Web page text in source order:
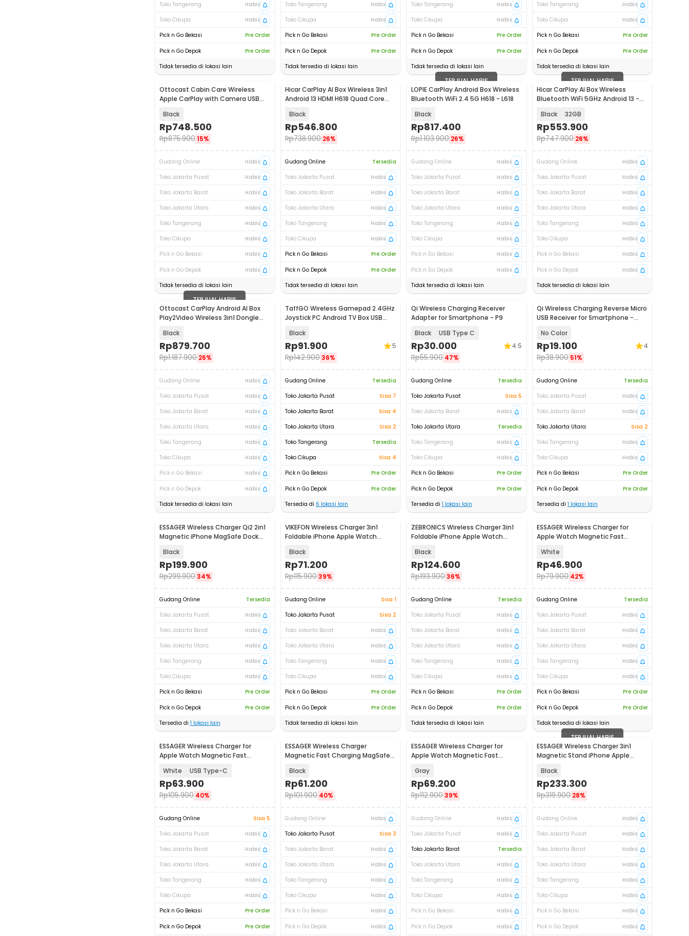
Toko Tangerang
Habis
Toko Cikupa
Habis
Pick n Go Bekasi
Pre Order
Pick n Go Depok
Pre Order
Tidak tersedia di lokasi lain
Toko Tangerang
Habis
Toko Cikupa
Habis
Pick n Go Bekasi
Pre Order
Pick n Go Depok
Pre Order
Tidak tersedia di lokasi lain
Toko Tangerang
Habis
Toko Cikupa
Habis
Pick n Go Bekasi
Pre Order
Pick n Go Depok
Pre Order
Tidak tersedia di lokasi lain
Toko Tangerang
Habis
Toko Cikupa
Habis
Pick n Go Bekasi
Pre Order
Pick n Go Depok
Pre Order
Tidak tersedia di lokasi lain
Akan Datang
Ottocast Cabin Care Wireless
Apple CarPlay with Camera USB
Black
Rp748.500
Rp875.900 15%
Gudang Online
Habis
Toko Jakarta Pusat
Habis
Toko Jakarta Barat
Habis
Toko Jakarta Utara
Habis
Toko Tangerang
Habis
Toko Cikupa
Habis
Pick n Go Bekasi
Habis
Pick n Go Depok
Habis
Tidak tersedia di lokasi lain
Hicar CarPlay AI Box Wireless 3in1
Android 13 HDMI H618 Quad Core
Black
Rp546.800
Rp738.900 26%
Gudang Online
Tersedia
Toko Jakarta Pusat
Habis
Toko Jakarta Barat
Habis
Toko Jakarta Utara
Habis
Toko Tangerang
Habis
Toko Cikupa
Habis
Pick n Go Bekasi
Pre Order
Pick n Go Depok
Pre Order
Tidak tersedia di lokasi lain
TERJUAL HABIS
LOPIE CarPlay Android Box Wireless
Bluetooth WiFi 2.4 5G H618 - L618
Black
Rp817.400
Rp1.103.900 26%
Gudang Online
Habis
Toko Jakarta Pusat
Habis
Toko Jakarta Barat
Habis
Toko Jakarta Utara
Habis
Toko Tangerang
Habis
Toko Cikupa
Habis
Pick n Go Bekasi
Habis
Pick n Go Depok
Habis
Tidak tersedia di lokasi lain
TERJUAL HABIS
Hicar CarPlay AI Box Wireless
Bluetooth WiFi 5GHz Android 13 -
Black 32GB
Rp553.900
Rp747.900 26%
Gudang Online
Habis
Toko Jakarta Pusat
Habis
Toko Jakarta Barat
Habis
Toko Jakarta Utara
Habis
Toko Tangerang
Habis
Toko Cikupa
Habis
Pick n Go Bekasi
Habis
Pick n Go Depok
Habis
Tidak tersedia di lokasi lain
TERJUAL HABIS
Ottocast CarPlay Android AI Box
Play2Video Wireless 3in1 Dongle
Black
Rp879.700
Rp1.187.900 26%
Gudang Online
Habis
Toko Jakarta Pusat
Habis
Toko Jakarta Barat
Habis
Toko Jakarta Utara
Habis
Toko Tangerang
Habis
Toko Cikupa
Habis
Pick n Go Bekasi
Habis
Pick n Go Depok
Habis
Tidak tersedia di lokasi lain
TaffGO Wireless Gamepad 2.4GHz
Joystick PC Android TV Box USB
Black
Rp91.900
Rp142.90036%
5
Gudang Online
Tersedia
Toko Jakarta Pusat
Sisa 7
Toko Jakarta Barat
Sisa 4
Toko Jakarta Utara
Sisa 2
Toko Tangerang
Tersedia
Toko Cikupa
Sisa 4
Pick n Go Bekasi
Pre Order
Pick n Go Depok
Pre Order
Tersedia di 6 lokasi lain
Qi Wireless Charging Receiver
Adapter for Smartphone - P9
Black
USB Type C
Rp30.000
Rp55.900 47%
4.5
Gudang Online
Tersedia
Toko Jakarta Pusat
Sisa 5
Toko Jakarta Barat
Habis
Toko Jakarta Utara
Tersedia
Toko Tangerang
Habis
Toko Cikupa
Habis
Pick n Go Bekasi
Pre Order
Pick n Go Depok
Pre Order
Tersedia di 1 lokasi lain
Qi Wireless Charging Reverse Micro
USB Receiver for Smartphone -
No Color
Rp19.100
Rp38.900 51%
4
Gudang Online
Tersedia
Toko Jakarta Pusat
Habis
Toko Jakarta Barat
Habis
Toko Jakarta Utara
Sisa 2
Toko Tangerang
Habis
Toko Cikupa
Habis
Pick n Go Bekasi
Pre Order
Pick n Go Depok
Pre Order
Tersedia di 1 lokasi lain
ESSAGER Wireless Charger Qi2 2in1
Magnetic iPhone MagSafe Dock
Black
Rp199.900
Rp299.900 34%
Gudang Online
Tersedia
Toko Jakarta Pusat
Habis
Toko Jakarta Barat
Habis
Toko Jakarta Utara
Habis
Toko Tangerang
Habis
Toko Cikupa
Habis
Pick n Go Bekasi
Pre Order
Pick n Go Depok
Pre Order
Tersedia di 1 lokasi lain
VIKEFON Wireless Charger 3in1
Foldable iPhone Apple Watch
Black
Rp71.200
Rp115.90039%
Gudang Online
Sisa 1
Toko Jakarta Pusat
Sisa 2
Toko Jakarta Barat
Habis
Toko Jakarta Utara
Habis
Toko Tangerang
Habis
Toko Cikupa
Habis
Pick n Go Bekasi
Pre Order
Pick n Go Depok
Pre Order
Tidak tersedia di lokasi lain
Baru
ZEBRONICS Wireless Charger 3in1
Foldable iPhone Apple Watch
Black
Rp124.600
Rp193.900 36%
Gudang Online
Tersedia
Toko Jakarta Pusat
Habis
Toko Jakarta Barat
Habis
Toko Jakarta Utara
Habis
Toko Tangerang
Habis
Toko Cikupa
Habis
Pick n Go Bekasi
Pre Order
Pick n Go Depok
Pre Order
Tidak tersedia di lokasi lain
ESSAGER Wireless Charger for
Apple Watch Magnetic Fast
White
Rp46.900
Rp79.900 42%
Gudang Online
Tersedia
Toko Jakarta Pusat
Habis
Toko Jakarta Barat
Habis
Toko Jakarta Utara
Habis
Toko Tangerang
Habis
Toko Cikupa
Habis
Pick n Go Bekasi
Pre Order
Pick n Go Depok
Pre Order
Tidak tersedia di lokasi lain
ESSAGER Wireless Charger for
Apple Watch Magnetic Fast
White USB Type-C
Rp63.900
Rp105.900 40%
Gudang Online
Sisa 5
Toko Jakarta Pusat
Habis
Toko Jakarta Barat
Habis
Toko Jakarta Utara
Habis
Toko Tangerang
Habis
Toko Cikupa
Habis
Pick n Go Bekasi
Pre Order
Pick n Go Depok Pre Order
ESSAGER Wireless Charger
Magnetic Fast Charging MagSafe
Black
Rp61.200
Rp101.900 40%
Gudang Online
Habis
Toko Jakarta Pusat
Sisa 3
Toko Jakarta Barat
Habis
Toko Jakarta Utara
Habis
Toko Tangerang
Habis
Toko Cikupa
Habis
Pick n Go Bekasi
Habis
Pick n Go Depok Habis
ESSAGER Wireless Charger for
Apple Watch Magnetic Fast
Gray
Rp69.200
Rp112.900 39%
Gudang Online
Habis
Toko Jakarta Pusat
Habis
Toko Jakarta Barat
Tersedia
Toko Jakarta Utara
Habis
Toko Tangerang
Habis
Toko Cikupa
Habis
Pick n Go Bekasi
Habis
Pick n Go Depok Habis
TERJUAL HABIS
ESSAGER Wireless Charger 3in1
Magnetic Stand iPhone Apple
Black
Rp233.300
Rp319.900 28%
Gudang Online
Habis
Toko Jakarta Pusat
Habis
Toko Jakarta Barat
Habis
Toko Jakarta Utara
Habis
Toko Tangerang
Habis
Toko Cikupa
Habis
Pick n Go Bekasi
Habis
Pick n Go Depok Habis